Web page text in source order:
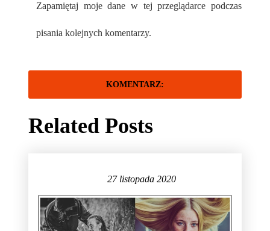
Zapamiętaj moje dane w tej przeglądarce podczas
pisania kolejnych komentarzy.
Related Posts
27 listopada 2020